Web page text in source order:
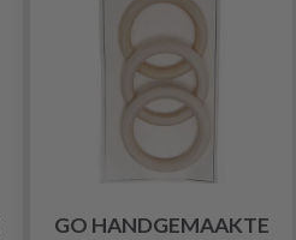
GO HANDGEMAAKTE